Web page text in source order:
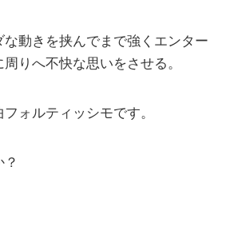
動きを挟んでまで強くエンター
りへ不快な思いをさせる。
ォルティッシモです。